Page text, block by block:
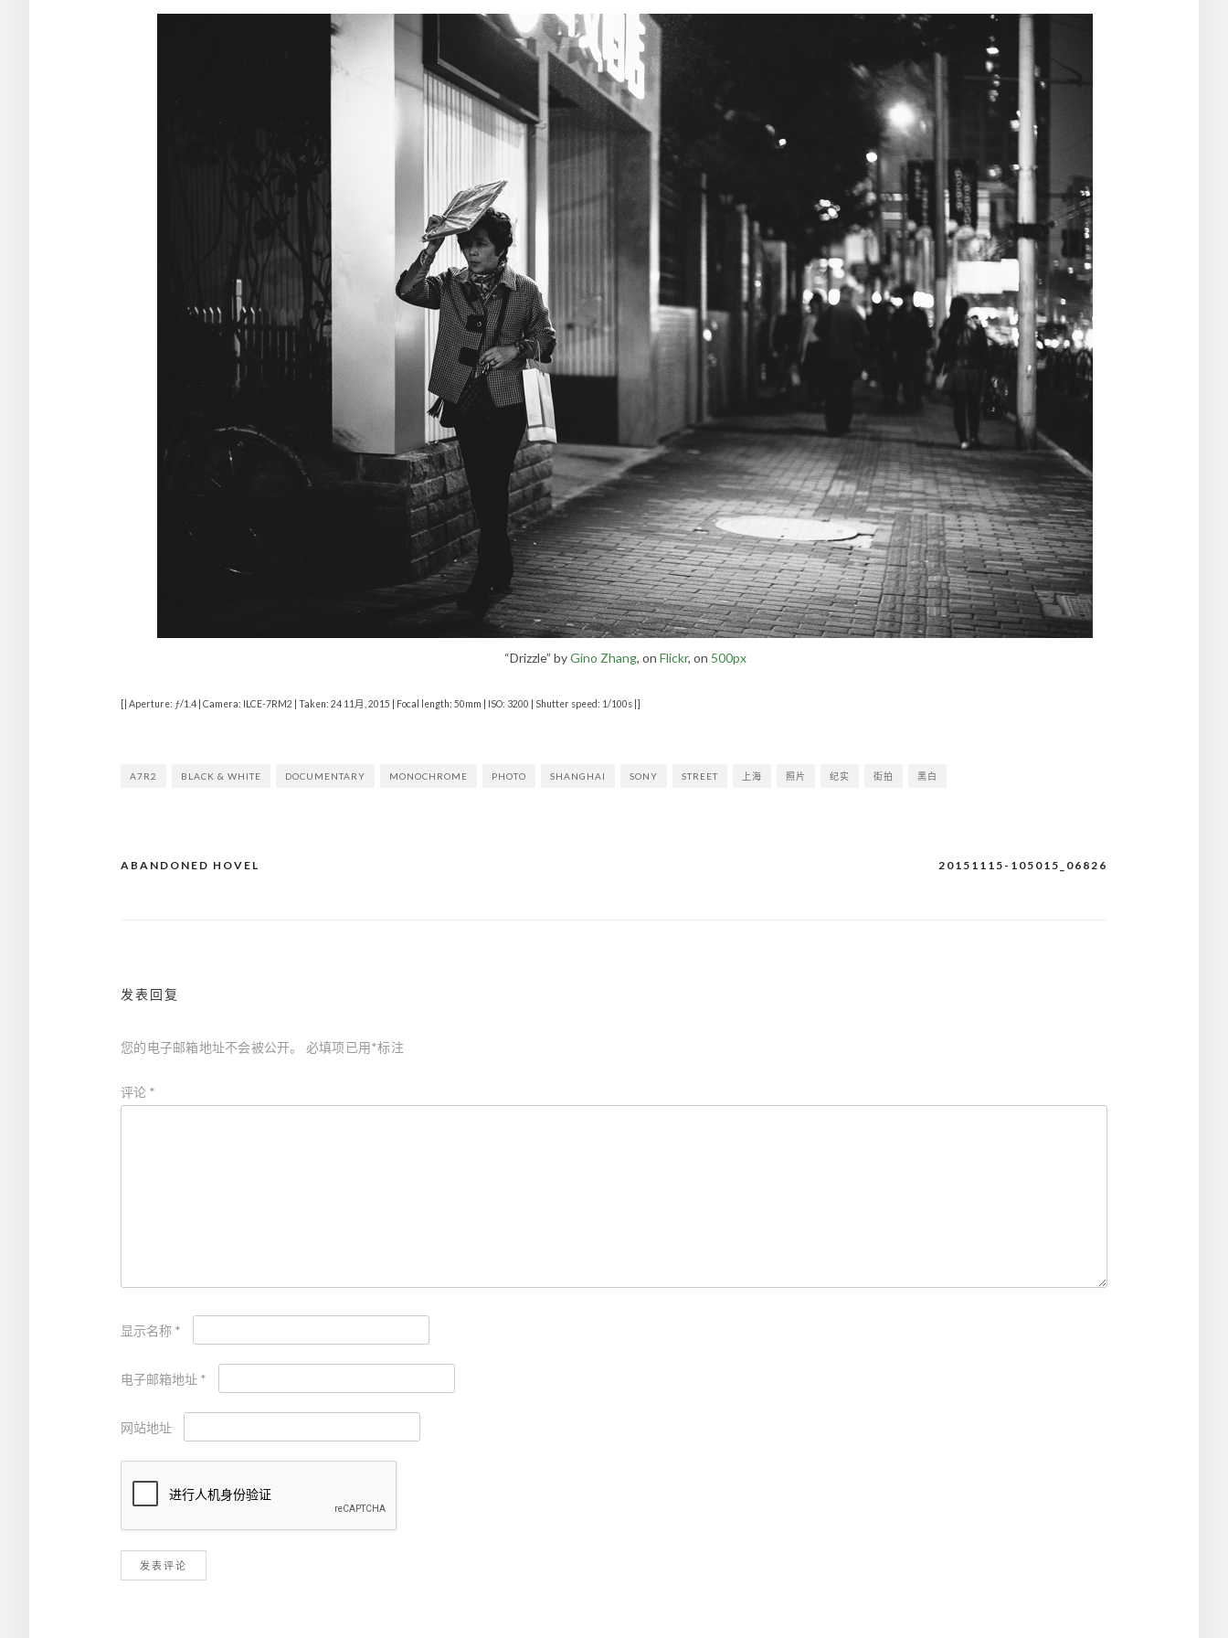
“Drizzle” byGino Zhang, on Flickr, on 500px
[| Aperture: ƒ/1.4 | Camera: ILCE-7RM2 | Taken: 24 11月, 2015 | Focal length: 50mm | ISO: 3200 | Shutter speed: 1/100s |]
A7R2 BLACK & WHITE DOCUMENTARY MONOCHROME PHOTO SHANGHAI SONY STREET 上海 照片 纪实 街拍 黑白
文
20151115-105015_06826
ABANDONED HOVEL
发表回复
您的电子邮箱地址不会被公开。 必填项已用*标注
评论 *
显示名称 *
电子邮箱地址 *
网站地址